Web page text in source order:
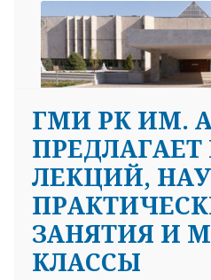
ГМИ РК ИМ.
ПРЕДЛАГАЕТ
ЛЕКЦИЙ,
ЗАНЯТИЯ И
КЛАССЫ